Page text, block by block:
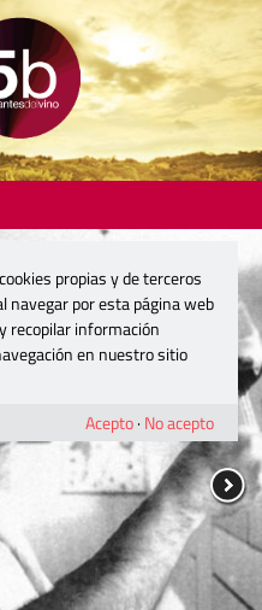
propias y de terceros
navegar por esta página web
recopilar información
en nuestro sitio
Acepto· No acepto